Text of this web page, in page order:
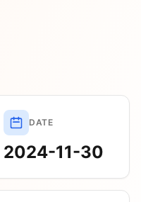
DATE
2024-11-30